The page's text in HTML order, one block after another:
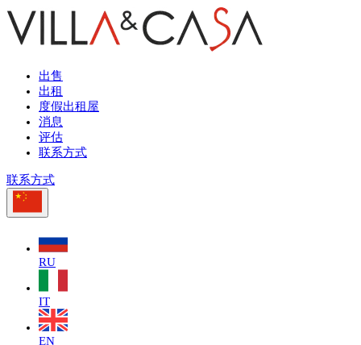
出售
出租
度假出租屋
消息
评估
联系方式
联系方式
RU
IT
EN